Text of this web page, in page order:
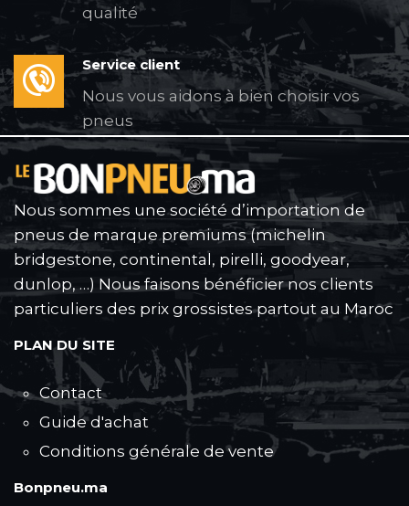
qualité
Service client
Nous vous aidons à bien choisir vos
pneus
Nous sommes une société d’importation de
pneus de marque premiums (michelin
bridgestone, continental, pirelli, goodyear,
dunlop, …) Nous faisons bénéficier nos clients
particuliers des prix grossistes partout au Maroc
PLAN DU SITE
Contact
Guide d'achat
Conditions générale de vente
Bonpneu.ma